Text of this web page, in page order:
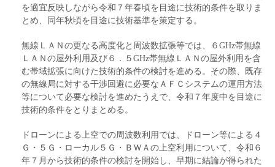
を適宜反映しながら令和７年春頃を目途に技術的条件を取りま
とめ、同年秋頃を目途に技術基準を策定する。
無線ＬＡＮの更なる高度化と周波数拡張等では、６GHz帯無線
ＬＡＮの屋外利用及び６．５GHz帯無線ＬＡＮの屋外利用を含
む帯域拡張に向けた技術的条件の検討を進める。その際、既存
の無線局に対する干渉回避に必要なＡＦＣシステムの運用方法
等について必要な検討を進めたうえで、令和７年度中を目途に
技術的条件をとりまとめる。
ドローンによる上空での周波数利用では、ドローン等による４
Ｇ・５Ｇ・ローカル５Ｇ・ＢＷＡの上空利用について、令和６
年７月から技術的条件の検討を開始し、早期に結論が得られた